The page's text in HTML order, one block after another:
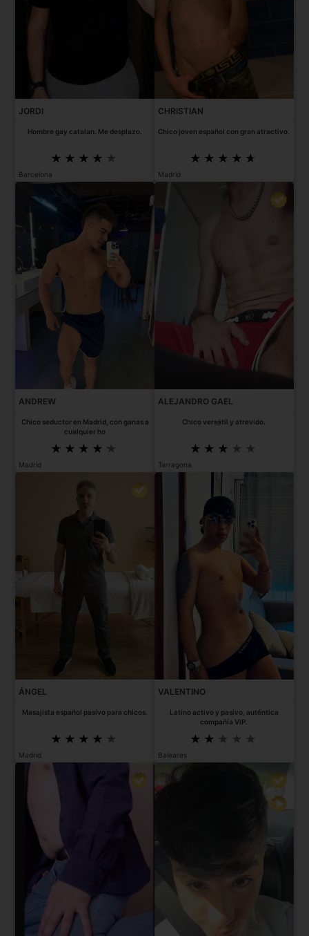
JORDI
Hombre gay catalan. Me desplazo.
Barcelona
CHRISTIAN
Chico joven español con gran atractivo.
Madrid
ANDREW
Chico seductor en Madrid, con ganas a
cualquier ho
Madrid
ALEJANDRO GAEL
Chico versátil y atrevido.
Tarragona
ÁNGEL
Masajista español pasivo para chicos.
Madrid
VALENTINO
Latino activo y pasivo, auténtica
compañía VIP.
Baleares